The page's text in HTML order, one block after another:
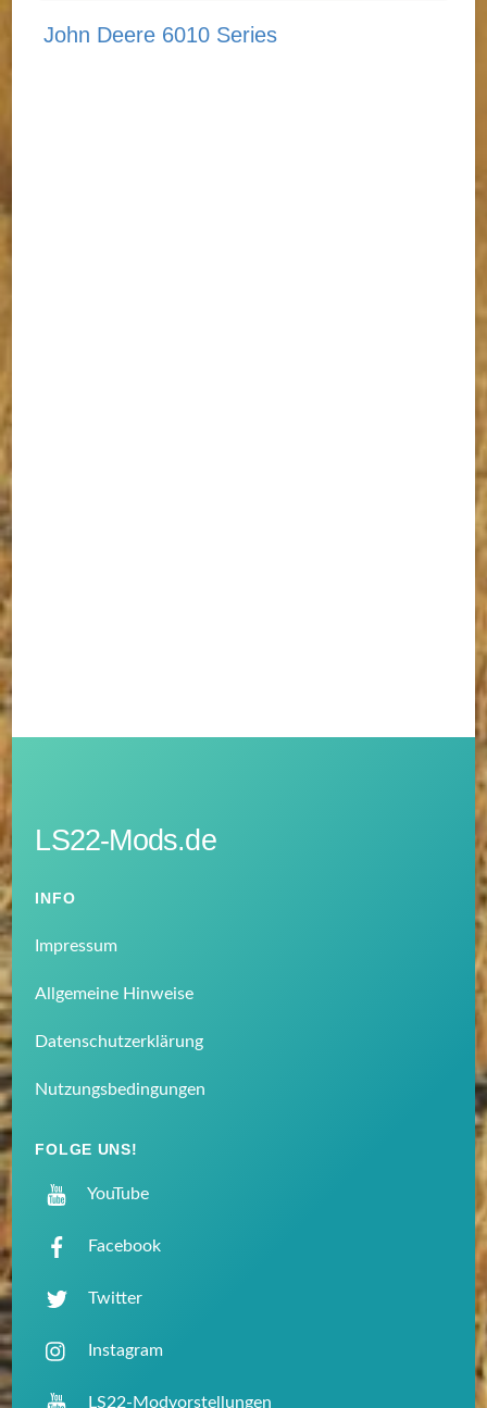
John Deere 6010 Series
LS22-Mods.de
INFO
Impressum
Allgemeine Hinweise
Datenschutzerklärung
Nutzungsbedingungen
FOLGE UNS!
YouTube
Facebook
Twitter
Instagram
LS22-Modvorstellungen